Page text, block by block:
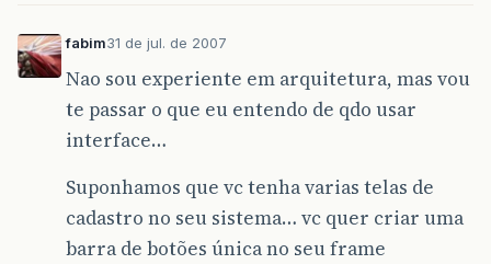
fabim31 de jul. de 2007
Nao sou experiente em arquitetura, mas vou
te passar o que eu entendo de qdo usar
interface…
Suponhamos que vc tenha varias telas de
cadastro no seu sistema… vc quer criar uma
barra de botões única no seu frame